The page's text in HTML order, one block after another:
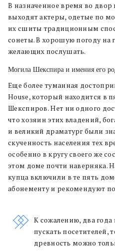
В назначенное время во
выходят актеры, одетые по
их сшиты традиционным
сонеты. В хорошую погоду на
желающих послушать.
Могила Шекспира и имения его
Еще более туманная
House, который находится в
Шекспиров. Нет ни одного
что хозяин этих владений,
и великий драматург были
скученность населения тех
особенно в кругу своего же
этом доме почти наверняка.
купца включили в те пять
абонементу и рекомендуют
К сожалению, два года
пускать посетителей,
древность можно